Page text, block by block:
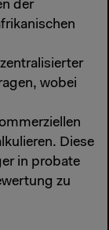
der
wobei
Diese
in probate
zu